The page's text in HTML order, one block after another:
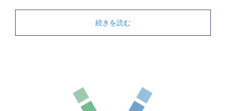
続きを読む